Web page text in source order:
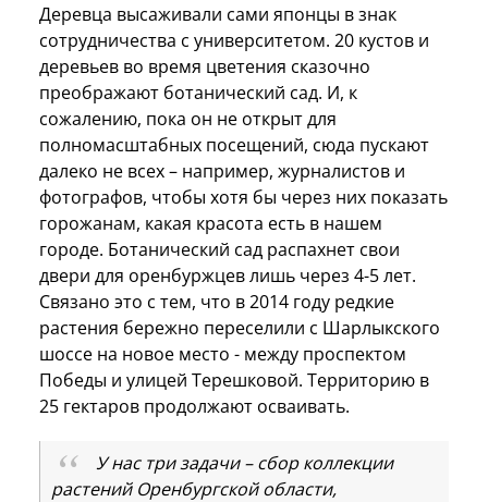
Деревца высаживали сами японцы в знак
сотрудничества с университетом. 20 кустов и
деревьев во время цветения сказочно
преображают ботанический сад. И, к
сожалению, пока он не открыт для
полномасштабных посещений, сюда пускают
далеко не всех – например, журналистов и
фотографов, чтобы хотя бы через них показать
горожанам, какая красота есть в нашем
городе. Ботанический сад распахнет свои
двери для оренбуржцев лишь через 4-5 лет.
Связано это с тем, что в 2014 году редкие
растения бережно переселили с Шарлыкского
шоссе на новое место - между проспектом
Победы и улицей Терешковой. Территорию в
25 гектаров продолжают осваивать.
У нас три задачи – сбор коллекции
растений Оренбургской области,